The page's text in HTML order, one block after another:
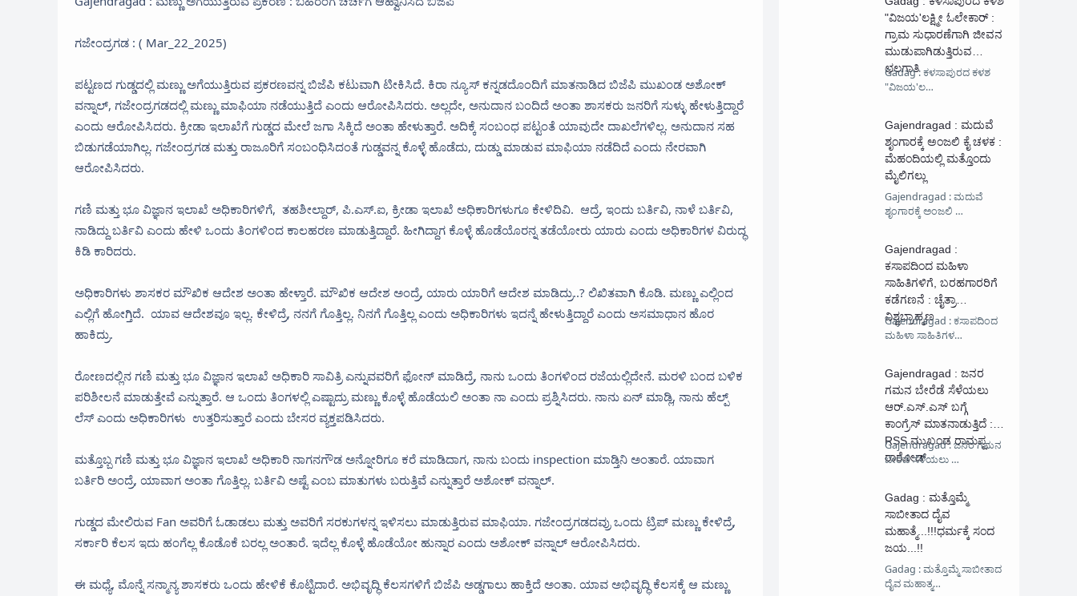
ಗಜೇಂದ್ರಗಡ : ( Mar_22_2025)
ಪಟ್ಟಣದ ಗುಡ್ಡದಲ್ಲಿ ಮಣ್ಣು ಅಗೆಯುತ್ತಿರುವ ಪ್ರಕರಣವನ್ನ ಬಿಜೆಪಿ ಕಟುವಾಗಿ ಟೀಕಿಸಿದೆ. ಕಿರಾ ನ್ಯೂಸ್ ಕನ್ನಡದೊಂದಿಗೆ ಮಾತನಾಡಿದ ಬಿಜೆಪಿ ಮುಖಂಡ ಅಶೋಕ್
ವನ್ನಾಲ್, ಗಜೇಂದ್ರಗಡದಲ್ಲಿ ಮಣ್ಣು ಮಾಫಿಯಾ ನಡೆಯುತ್ತಿದೆ ಎಂದು ಆರೋಪಿಸಿದರು. ಅಲ್ಲದೇ, ಅನುದಾನ‌ ಬಂದಿದೆ ಅಂತಾ ಶಾಸಕರು ಜನರಿಗೆ ಸುಳ್ಳು ಹೇಳುತ್ತಿದ್ದಾರೆ
ಎಂದು ಆರೋಪಿಸಿದರು. ಕ್ರೀಡಾ ಇಲಾಖೆಗೆ ಗುಡ್ಡದ ಮೇಲೆ ಜಗಾ ಸಿಕ್ಕಿದೆ ಅಂತಾ ಹೇಳುತ್ತಾರೆ. ಅದಿಕ್ಕೆ ಸಂಬಂಧ ಪಟ್ಟಂತೆ ಯಾವುದೇ ದಾಖಲೆಗಳಿಲ್ಲ. ಅನುದಾನ ಸಹ
ಬಿಡುಗಡೆಯಾಗಿಲ್ಲ. ಗಜೇಂದ್ರಗಡ ಮತ್ತು ರಾಜೂರಿಗೆ ಸಂಬಂಧಿಸಿದಂತೆ ಗುಡ್ಡವನ್ನ ಕೊಳ್ಳೆ ಹೊಡೆದು, ದುಡ್ಡು ಮಾಡುವ ಮಾಫಿಯಾ ನಡೆದಿದೆ ಎಂದು ನೇರವಾಗಿ
ಆರೋಪಿಸಿದರು.
ಗಣಿ ಮತ್ತು ಭೂ ವಿಜ್ಞಾನ‌ ಇಲಾಖೆ ಅಧಿಕಾರಿಗಳಿಗೆ, ತಹಶೀಲ್ದಾರ್, ಪಿ.ಎಸ್.ಐ, ಕ್ರೀಡಾ ಇಲಾಖೆ ಅಧಿಕಾರಿಗಳುಗೂ ಕೇಳಿದಿವಿ. ಆದ್ರೆ, ಇಂದು ಬರ್ತಿವಿ, ನಾಳೆ ಬರ್ತಿವಿ,
ನಾಡಿದ್ದು ಬರ್ತಿವಿ ಎಂದು ಹೇಳಿ ಒಂದು ತಿಂಗಳಿಂದ ಕಾಲಹರಣ ಮಾಡುತ್ತಿದ್ದಾರೆ. ಹೀಗಿದ್ದಾಗ ಕೊಳ್ಳೆ ಹೊಡೆಯೊರನ್ನ ತಡೆಯೋರು ಯಾರು ಎಂದು ಅಧಿಕಾರಿಗಳ ವಿರುದ್ಧ
ಕಿಡಿ ಕಾರಿದರು.
ಅಧಿಕಾರಿಗಳು ಶಾಸಕರ ಮೌಖಿಕ ಆದೇಶ ಅಂತಾ ಹೇಳ್ತಾರೆ. ಮೌಖಿಕ‌ ಆದೇಶ ಅಂದ್ರೆ, ಯಾರು ಯಾರಿಗೆ ಆದೇಶ ಮಾಡಿದ್ರು..? ಲಿಖಿತವಾಗಿ ಕೊಡಿ. ಮಣ್ಣು‌ ಎಲ್ಲಿಂದ
ಎಲ್ಲಿಗೆ ಹೋಗ್ತಿದೆ. ಯಾವ ಆದೇಶವೂ ಇಲ್ಲ. ಕೇಳಿದ್ರೆ, ನನಗೆ ಗೊತ್ತಿಲ್ಲ. ನಿನಗೆ ಗೊತ್ತಿಲ್ಲ ಎಂದು ಅಧಿಕಾರಿಗಳು ಇದನ್ನೆ ಹೇಳುತ್ತಿದ್ದಾರೆ ಎಂದು ಅಸಮಾಧಾನ ಹೊರ
ಹಾಕಿದ್ರು.
ರೋಣದಲ್ಲಿನ‌ ಗಣಿ ಮತ್ತು‌ ಭೂ ವಿಜ್ಞಾನ ಇಲಾಖೆ ಅಧಿಕಾರಿ ಸಾವಿತ್ರಿ‌ ಎನ್ನುವವರಿಗೆ ಫೋನ್ ಮಾಡಿದ್ರೆ, ನಾನು ಒಂದು ತಿಂಗಳಿಂದ ರಜೆಯಲ್ಲಿದೇನೆ. ಮರಳಿ ಬಂದ ಬಳಿಕ
ಪರಿಶೀಲನೆ ಮಾಡುತ್ತೇವೆ ಎನ್ನುತ್ತಾರೆ. ಆ ಒಂದು ತಿಂಗಳಲ್ಲಿ ಎಷ್ಟಾದ್ರು ಮಣ್ಣು ಕೊಳ್ಳೆ ಹೊಡೆಯಲಿ ಅಂತಾ ನಾ ಎಂದು ಪ್ರಶ್ನಿಸಿದರು. ನಾನು ಏನ್ ಮಾಡ್ಲಿ, ನಾನು ಹೆಲ್ಪ್
ಲೆಸ್ ಎಂದು ಅಧಿಕಾರಿಗಳು ಉತ್ತರಿಸುತ್ತಾರೆ ಎಂದು ಬೇಸರ ವ್ಯಕ್ತಪಡಿಸಿದರು.
ಮತ್ತೊಬ್ಬ ಗಣಿ ಮತ್ತು ಭೂ ವಿಜ್ಞಾನ ಇಲಾಖೆ ಅಧಿಕಾರಿ ನಾಗನಗೌಡ ಅನ್ನೋರಿಗೂ ಕರೆ ಮಾಡಿದಾಗ, ನಾನು ಬಂದು‌ inspection ಮಾಡ್ತಿನಿ ಅಂತಾರೆ. ಯಾವಾಗ
ಬರ್ತಿರಿ ಅಂದ್ರೆ, ಯಾವಾಗ ಅಂತಾ ಗೊತ್ತಿಲ್ಲ. ಬರ್ತಿವಿ ಅಷ್ಟೆ ಎಂಬ ಮಾತುಗಳು ಬರುತ್ತಿವೆ ಎನ್ನುತ್ತಾರೆ ಅಶೋಕ್ ವನ್ನಾಲ್.
ಗುಡ್ಡದ ಮೇಲಿರುವ Fan ಅವರಿಗೆ ಓಡಾಡಲು ಮತ್ತು ಅವರಿಗೆ ಸರಕುಗಳನ್ನ ಇಳಿಸಲು ಮಾಡುತ್ತಿರುವ ಮಾಫಿಯಾ. ಗಜೇಂದ್ರಗಡದವ್ರು ಒಂದು ಟ್ರಿಪ್ ಮಣ್ಣು ಕೇಳಿದ್ರೆ,
ಸರ್ಕಾರಿ ಕೆಲಸ ಇದು ಹಂಗೆಲ್ಲ ಕೊಡೊಕೆ ಬರಲ್ಲ ಅಂತಾರೆ. ಇದೆಲ್ಲ ಕೊಳ್ಳೆ ಹೊಡೆಯೋ ಹುನ್ನಾರ ಎಂದು ಅಶೋಕ್ ವನ್ನಾಲ್ ಆರೋಪಿಸಿದರು.
ಈ ಮಧ್ಯೆ, ಮೊನ್ನೆ ಸನ್ಮಾನ್ಯ ಶಾಸಕರು ಒಂದು ಹೇಳಿಕೆ ಕೊಟ್ಟಿದಾರೆ. ಅಭಿವೃದ್ಧಿ ಕೆಲಸಗಳಿಗೆ ಬಿಜೆಪಿ ಅಡ್ಡಗಾಲು ಹಾಕ್ತಿದೆ ಅಂತಾ. ಯಾವ ಅಭಿವೃದ್ಧಿ ಕೆಲಸಕ್ಕೆ ಆ ಮಣ್ಣು
"ವಿಜಯ'ಲಕ್ಷ್ಮೀ ಓಲೇಕಾರ್ :
ಗ್ರಾಮ ಸುಧಾರಣೆಗಾಗಿ ಜೀವನ‌
ಮುಡುಪಾಗಿಡುತ್ತಿರುವ
ಛಲಗಾತಿ
Gadag : ಕಳಸಾಪುರದ ಕಳಶ
"ವಿಜಯ'ಲ…
Gajendragad : ಮದುವೆ
ಶೃಂಗಾರಕ್ಕೆ ಅಂಜಲಿ ಕೈ ಚಳಕ :
ಮೆಹಂದಿಯಲ್ಲಿ ಮತ್ತೊಂದು
ಮೈಲಿಗಲ್ಲು
Gajendragad : ಮದುವೆ
ಶೃಂಗಾರಕ್ಕೆ ಅಂಜಲಿ …
Gajendragad :
ಕಸಾಪದಿಂದ ಮಹಿಳಾ
ಸಾಹಿತಿಗಳಿಗೆ, ಬರಹಗಾರರಿಗೆ
ಕಡೆಗಣನೆ : ಚೈತ್ರಾ
ವಿಶ್ವಬ್ರಾಹ್ಮಣ
Gajendragad : ಕಸಾಪದಿಂದ
ಮಹಿಳಾ ಸಾಹಿತಿಗಳ…
Gajendragad : ಜನರ
ಗಮನ ಬೇರೆಡೆ ಸೆಳೆಯಲು
ಆರ್.ಎಸ್.ಎಸ್ ಬಗ್ಗೆ
ಕಾಂಗ್ರೆಸ್ ಮಾತನಾಡುತ್ತಿದೆ :
RSS ಮುಖಂಡ ರಾಮಪ್ಪ
ರಾಠೋಡ್
Gajendragad : ಜನರ ಗಮನ
ಬೇರೆಡೆ ಸೆಳೆಯಲು …
Gadag : ಮತ್ತೊಮ್ಮೆ‌
ಸಾಬೀತಾದ ದೈವ
ಮಹಾತ್ಮೆ...!!!ಧರ್ಮಕ್ಕೆ ಸಂದ
ಜಯ...!!
Gadag : ಮತ್ತೊಮ್ಮೆ‌ ಸಾಬೀತಾದ
ದೈವ ಮಹಾತ್ಮ…